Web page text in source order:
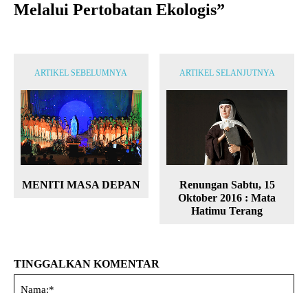
Melalui Pertobatan Ekologis”
ARTIKEL SEBELUMNYA
MENITI MASA DEPAN
ARTIKEL SELANJUTNYA
Renungan Sabtu, 15
Oktober 2016 : Mata
Hatimu Terang
TINGGALKAN KOMENTAR